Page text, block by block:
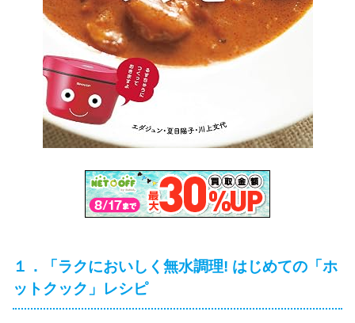
１．「ラクにおいしく無水調理! はじめての「ホ
ットクック」レシピ